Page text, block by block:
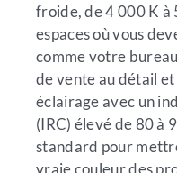
froide, de 4 000 K à
espaces où vous
comme votre
de vente au détail et
éclairage avec un
(IRC) élevé de 80 à
standard pour
vraie couleur des